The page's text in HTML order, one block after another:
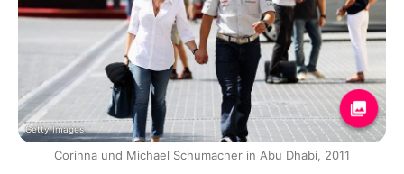
Getty Images
Corinna und Michael Schumacher in Abu Dhabi, 2011